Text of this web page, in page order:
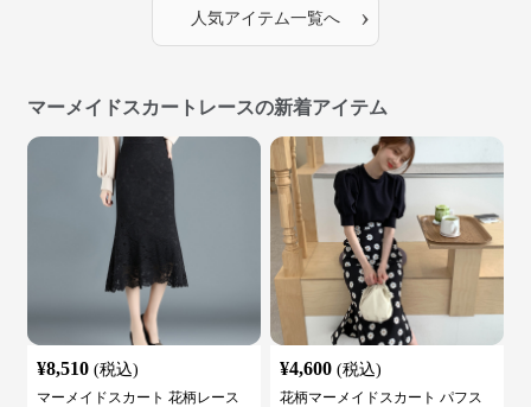
人気アイテム一覧へ ›
マーメイドスカートレースの新着アイテム
¥8,510 (税込)
マーメイドスカート 花柄レース
¥4,600 (税込)
花柄マーメイドスカート パフス